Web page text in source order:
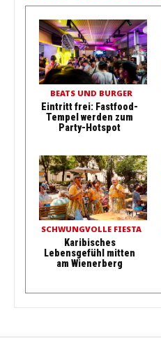
BEATS UND BURGER
Eintritt frei: Fastfood-
Tempel werden zum
Party-Hotspot
SCHWUNGVOLLE FIESTA
Karibisches
Lebensgefühl mitten
am Wienerberg